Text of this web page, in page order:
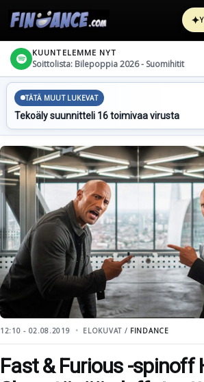
✦
KUUNTELEMME NYT
Soittolista: Bilepoppia 2026 - Suomihitit
TÄTÄ MUUT LUKEVAT
Tekoäly suunnitteli 16 toimivaa virusta
12:10 - 02.08.2019 ELOKUVAT / FINDANCE
Fast & Furious -spinoff